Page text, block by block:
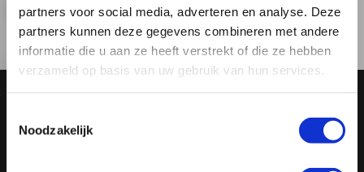
partners voor social media, adverteren en analyse. Deze
partners kunnen deze gegevens combineren met andere
informatie die u aan ze heeft verstrekt of die ze hebben
verzameld op basis van uw gebruik van hun services.
Noodzakelijk
Hoe vraag je een offerte